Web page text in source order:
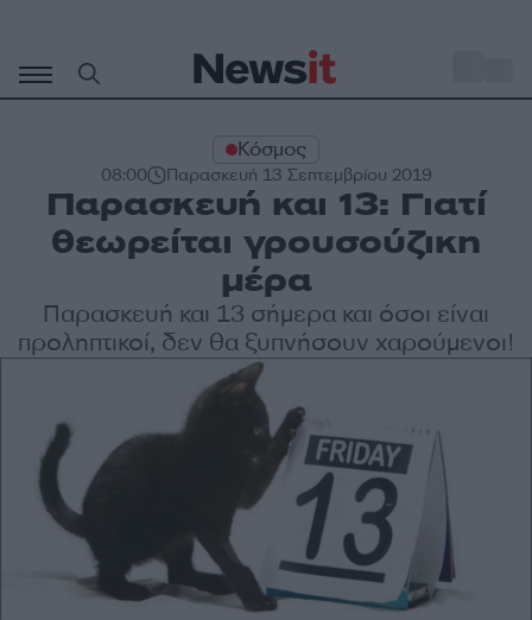
περιεχόμενο
Κόσμος
08:00 Παρασκευή 13 Σεπτεμβρίου 2019
Παρασκευή και 13: Γιατί
θεωρείται γρουσούζικη
μέρα
Παρασκευή και 13 σήμερα και όσοι είναι
προληπτικοί, δεν θα ξυπνήσουν χαρούμενοι!